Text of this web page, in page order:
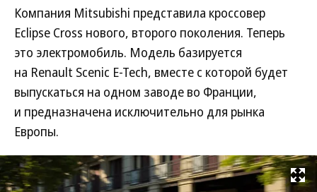
Компания Mitsubishi представила кроссовер
Eclipse Cross нового, второго поколения. Теперь
это электромобиль. Модель базируется
на Renault Scenic E-Tech, вместе с которой будет
выпускаться на одном заводе во Франции,
и предназначена исключительно для рынка
Европы.
Развернуть